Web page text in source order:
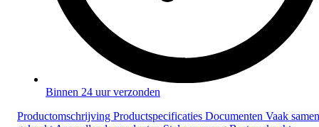
Binnen 24 uur verzonden
Productomschrijving Productspecificaties Documenten Vaak samen